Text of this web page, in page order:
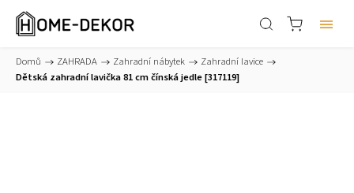
Domů / ZAHRADA / Zahradní nábytek / Zahradní lavice /
Dětská zahradní lavička 81 cm čínská jedle [317119]